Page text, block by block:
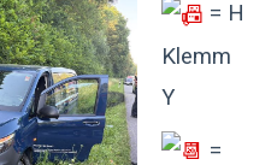
= H
Klemm
Y
=